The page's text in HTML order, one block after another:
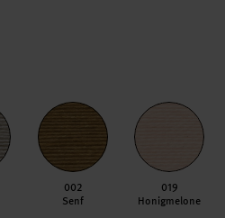
002
Senf
019
Honigmelone